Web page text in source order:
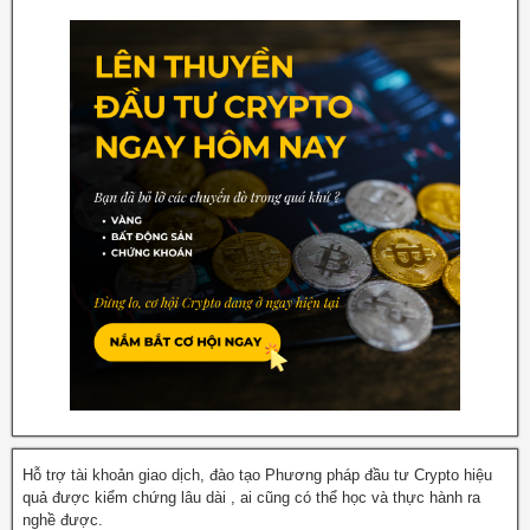
Hỗ trợ tài khoản giao dịch, đào tạo Phương pháp đầu tư Crypto hiệu
quả được kiểm chứng lâu dài , ai cũng có thể học và thực hành ra
nghề được.